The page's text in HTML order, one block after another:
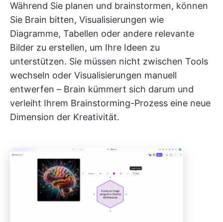
Während Sie planen und brainstormen, können
Sie Brain bitten, Visualisierungen wie
Diagramme, Tabellen oder andere relevante
Bilder zu erstellen, um Ihre Ideen zu
unterstützen. Sie müssen nicht zwischen Tools
wechseln oder Visualisierungen manuell
entwerfen – Brain kümmert sich darum und
verleiht Ihrem Brainstorming-Prozess eine neue
Dimension der Kreativität.